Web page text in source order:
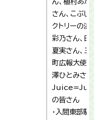
さん、こぶし
クトリーの浜
彩乃さん、田
夏実さん、三
町広報大使
澤ひとみさん
の皆さん
・入間東部駅